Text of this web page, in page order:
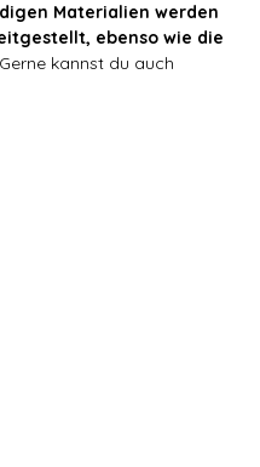
Materialien werden
ebenso wie die
Gerne kannst du auch